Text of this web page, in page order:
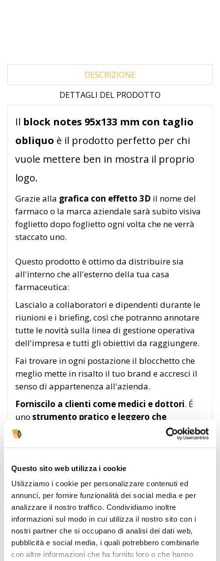
Questo sito web utilizza i cookie
Utilizziamo i cookie per personalizzare contenuti ed
annunci, per fornire funzionalità dei social media e per
analizzare il nostro traffico. Condividiamo inoltre
informazioni sul modo in cui utilizza il nostro sito con i
nostri partner che si occupano di analisi dei dati web,
pubblicità e social media, i quali potrebbero combinarle
con altre informazioni che ha fornito loro o che hanno
DESCRIZIONE
DETTAGLI DEL PRODOTTO
Il block notes 95x133 mm con taglio
obliquo è il prodotto perfetto per chi
vuole mettere ben in mostra il proprio
logo.
Grazie alla grafica con effetto 3D il nome del
farmaco o la marca aziendale sarà subito visiva
foglietto dopo foglietto ogni volta che ne verrà
staccato uno.
Questo prodotto è ottimo da distribuire sia
all'interno che all'esterno della tua casa
farmaceutica:
Lascialo a collaboratori e dipendenti durante le
riunioni e i briefing, così che potranno annotare
tutte le novità sulla linea di gestione operativa
dell'impresa e tutti gli obiettivi da raggiungere.
Fai trovare in ogni postazione il blocchetto che
meglio mette in risalto il tuo brand e accresci il
senso di appartenenza all'azienda.
Forniscilo a clienti come medici e dottori. É
unostrumento pratico e leggero che
potranno trasportare comodamente nelle
loro valigette
e usare in ambulatorio per dare